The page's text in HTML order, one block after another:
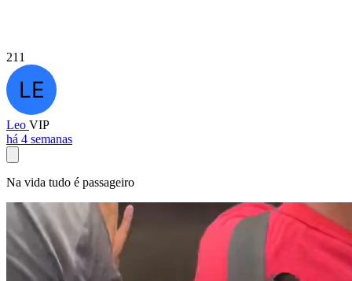
211
Leo VIP
há 4 semanas
Na vida tudo é passageiro